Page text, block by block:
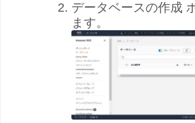
データベースの作成
ます。